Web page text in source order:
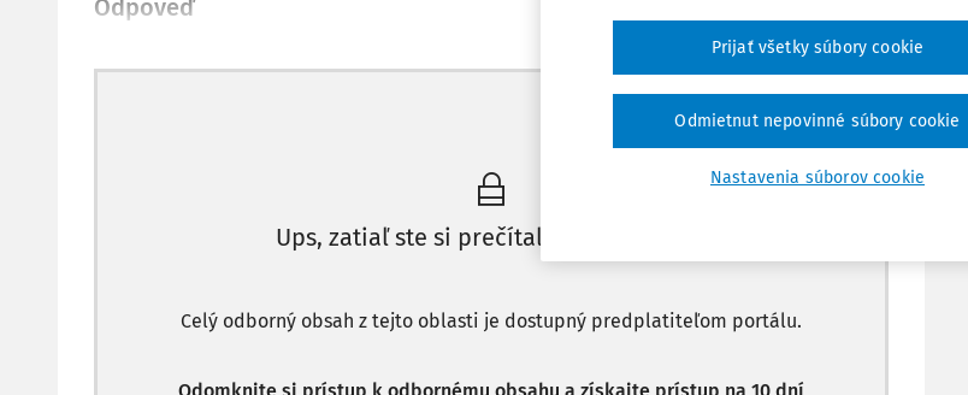
Odpoveď
Máte predplatné? Prihláste sa
Ups, zatiaľ ste si prečítali len začiatok...
Celý odborný obsah z tejto oblasti je dostupný predplatiteľom portálu.
Nastavenia súborov cookie
Odmietnut nepovinné súbory cookie
Prijať všetky súbory cookie